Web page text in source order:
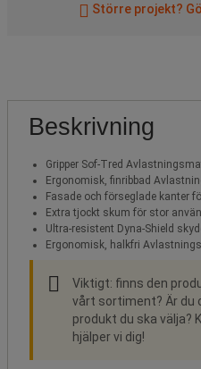
Större projekt?
Beskrivning
Gripper Sof-Tred
Ergonomisk, finribbad
Fasade och förseglade kanter
Extra tjockt skum för stor
Ultra-resistent Dyna-Shield
Ergonomisk, halkfri
Viktigt: finns den
vårt sortiment? Är du
produkt du ska välja?
hjälper vi dig!